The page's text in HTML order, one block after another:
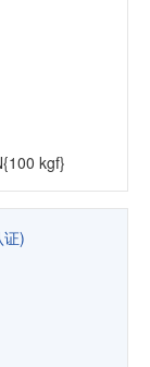
kgf}
)